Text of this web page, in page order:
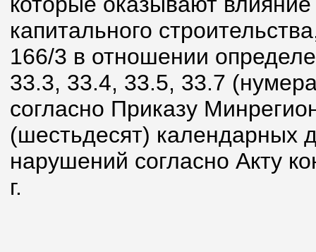
капитального
166/3 в отношении
33.3, 33.4, 33.5, 33.7
согласно Приказу
(шестьдесят) календарных
нарушений согласно Акту
г.